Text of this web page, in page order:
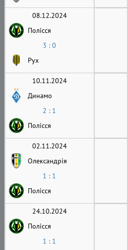
08.12.2024
Полісся
3 : 0
Рух
10.11.2024
Динамо
2 : 1
Полісся
02.11.2024
Олександрія
1 : 1
Полісся
24.10.2024
Полісся
1 : 1